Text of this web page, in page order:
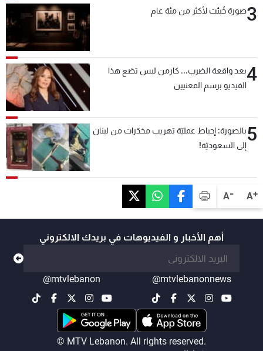
A+
A-
3صورة خُبئت لأكثر من مئة عام
4بعد واقعة الضرب... كارمن لبس تضع هذا
الفيديو برسم المعنيين
5بالصورة: إحباط عمليّة تهريب مخدّرات من لبنان
إلى السعوديّة!
أهم الأخبار و الفيديوهات في بريدك الالكتروني
@mtvlebanonnews
@mtvlebanon
© MTV Lebanon. All rights reserved.